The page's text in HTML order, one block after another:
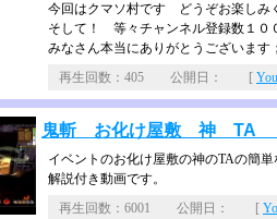
今回はクマソ村です どうぞお楽しみ
そして！ 等々チャンネル登録数１０
みなさん本当にありがとうございます
再生回数：405 公開日： [
鬼斬 お化け屋敷 神 TA
イベントのお化け屋敷の神のTAの簡
解説付き動画です。
再生回数：6001 公開日： [